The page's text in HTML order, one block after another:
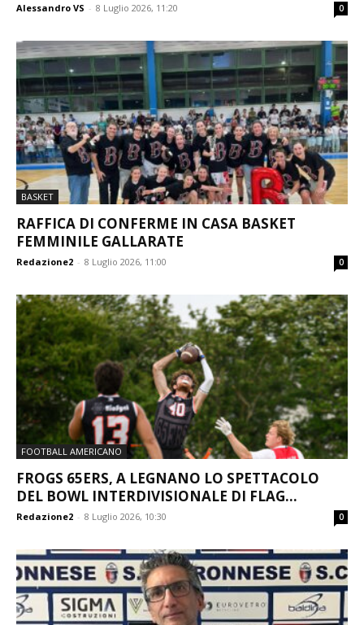
Alessandro VS - 8 Luglio 2026, 11:20 0
BASKET
RAFFICA DI CONFERME IN CASA BASKET
FEMMINILE GALLARATE
Redazione2 - 8 Luglio 2026, 11:00 0
FOOTBALL AMERICANO
FROGS 65ERS, A LEGNANO LO SPETTACOLO
DEL BOWL INTERDIVISIONALE DI FLAG...
Redazione2 - 8 Luglio 2026, 10:30 0